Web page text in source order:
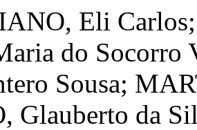
Eli
do
Sousa;
Glauberto da